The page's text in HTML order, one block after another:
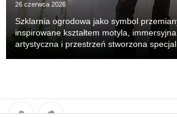
26 czerwca 2026
Szklarnia ogrodowa jako symbol
inspirowane kształtem motyla,
artystyczna i przestrzeń stworzona